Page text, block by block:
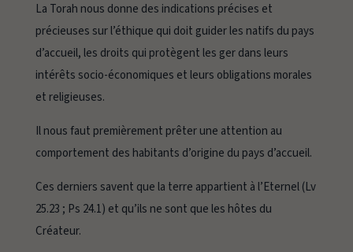
La Torah nous donne des indications précises et
précieuses sur l’éthique qui doit guider les natifs du pays
d’accueil, les droits qui protègent les gerdans leurs
intérêts socio-économiques et leurs obligations morales
et religieuses.
Il nous faut premièrement prêter une attention au
comportement des habitants d’origine du pays d’accueil.
Ces derniers savent que la terre appartient à l’Eternel (Lv
25.23 ; Ps 24.1) et qu’ils ne sont que les hôtes du
Créateur.